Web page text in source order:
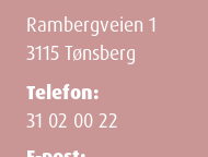
Ingredienser
Ikke oppgitt.
Rambergveien 1
3115 Tønsberg
Telefon:
31 02 00 22